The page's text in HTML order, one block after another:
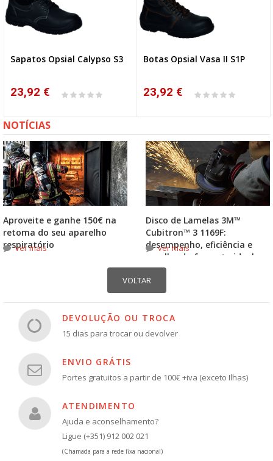
Sapatos Opsial Calypso S3
23,92 €
NOVO
Botas Opsial Vasa II S1P
23,92 €
NOTÍCIAS
Aproveite e ganhe 150€ na
retoma do seu aparelho
respiratório
ver mais
Disco de Lamelas 3M™
Cubitron™ 3 1169F:
desempenho, eficiência e
escolha do formato ideal
ver mais
DEVOLUÇÃO OU TROCA
15 dias para trocar ou devolver
ENVIO GRÁTIS
Portes gratuitos a partir de 100€ +iva (exceto Ilhas)
ATENDIMENTO
Ajuda e aconselhamento?
Ligue (+351) 912 002 021
(Chamada para a rede fixa nacional)